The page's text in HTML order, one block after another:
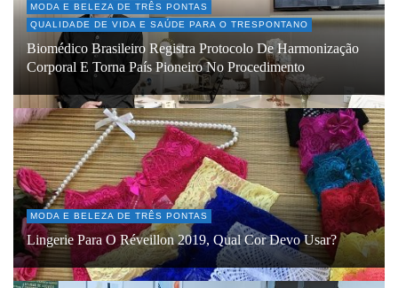
MODA E BELEZA DE TRÊS PONTAS
QUALIDADE DE VIDA E SAÚDE PARA O TRESPONTANO
Biomédico Brasileiro Registra Protocolo De Harmonização
Corporal E Torna País Pioneiro No Procedimento
MODA E BELEZA DE TRÊS PONTAS
Lingerie Para O Réveillon 2019, Qual Cor Devo Usar?